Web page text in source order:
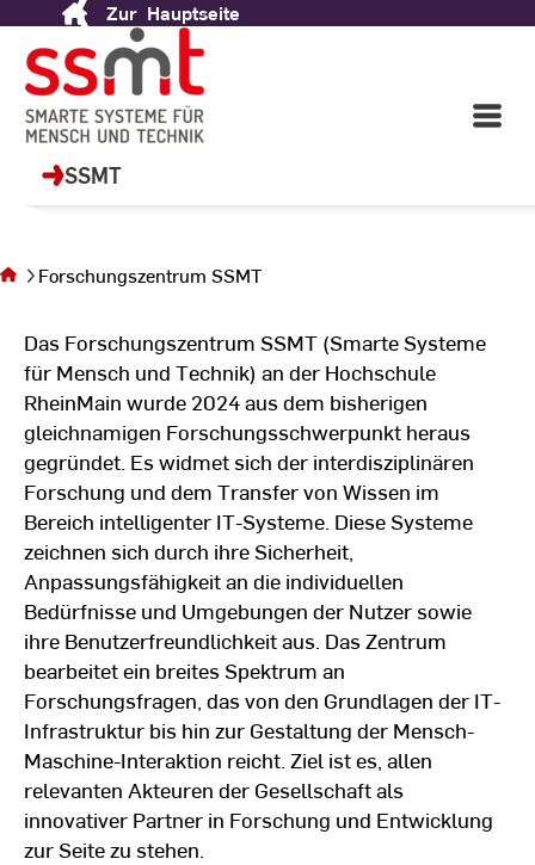
Content
Zur Hauptseite
SSMT
Open
Main
SSMT - Smarte Systeme
für Mensch und Technik
auf der Seite
Forschungszentrum
Forschungszentrum SSMT
Das Forschungszentrum SSMT (Smarte Systeme
für Mensch und Technik) an der Hochschule
RheinMain wurde 2024 aus dem bisherigen
gleichnamigen Forschungsschwerpunkt heraus
gegründet. Es widmet sich der interdisziplinären
Forschung und dem Transfer von Wissen im
Bereich intelligenter IT-Systeme. Diese Systeme
zeichnen sich durch ihre Sicherheit,
Anpassungsfähigkeit an die individuellen
Bedürfnisse und Umgebungen der Nutzer sowie
ihre Benutzerfreundlichkeit aus. Das Zentrum
bearbeitet ein breites Spektrum an
Forschungsfragen, das von den Grundlagen der IT-
Infrastruktur bis hin zur Gestaltung der Mensch-
Maschine-Interaktion reicht. Ziel ist es, allen
relevanten Akteuren der Gesellschaft als
innovativer Partner in Forschung und Entwicklung
zur Seite zu stehen.